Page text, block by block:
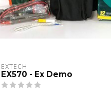
EXTECH
EX570 - Ex Demo